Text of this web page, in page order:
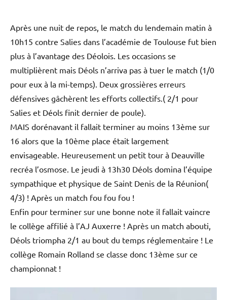
Après une nuit de repos, le match du lendemain matin à
10h15 contre Salies dans l’académie de Toulouse fut bien
plus à l’avantage des Déolois. Les occasions se
multiplièrent mais Déols n’arriva pas à tuer le match (1/0
pour eux à la mi-temps). Deux grossières erreurs
défensives gâchèrent les efforts collectifs.( 2/1 pour
Salies et Déols finit dernier de poule).
MAIS dorénavant il fallait terminer au moins 13ème sur
16 alors que la 10ème place était largement
envisageable. Heureusement un petit tour à Deauville
recréa l’osmose. Le jeudi à 13h30 Déols domina l’équipe
sympathique et physique de Saint Denis de la Réunion(
4/3) ! Après un match fou fou fou !
Enfin pour terminer sur une bonne note il fallait vaincre
le collège affilié à l’AJ Auxerre ! Après un match abouti,
Déols triompha 2/1 au bout du temps réglementaire ! Le
collège Romain Rolland se classe donc 13ème sur ce
championnat !